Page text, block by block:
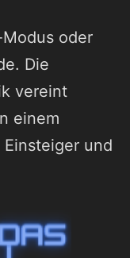
oder
Die
vereint
einem
und